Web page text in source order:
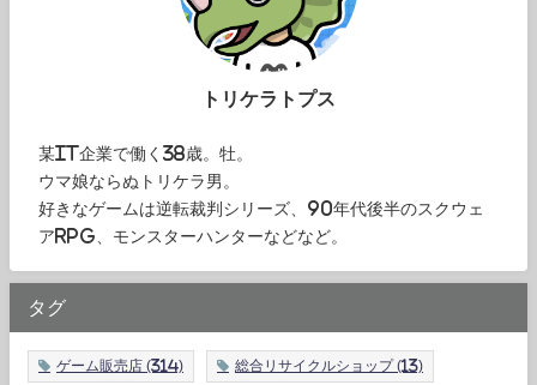
トリケラトプス
某IT企業で働く38歳。牡。
ウマ娘ならぬトリケラ男。
好きなゲームは逆転裁判シリーズ、90年代後半のスクウェ
アRPG、モンスターハンターなどなど。
タグ
ゲーム販売店 (314) 総合リサイクルショップ (13)